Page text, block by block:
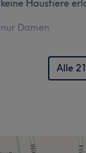
keine Haustiere
nur Damen
Alle